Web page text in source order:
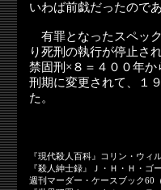
いわば前戯だったので
有罪となったスペッ
り死刑の執行が停止さ
禁固刑×８＝４００年
刑期に変更されて、１
た。
『現代殺人百科』コリン・ウィ
『殺人紳士録』Ｊ・Ｈ・Ｈ・ゴ
週刊マーダー・ケースブック60